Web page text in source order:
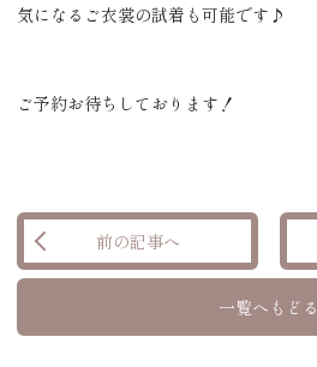
気になるご衣裳の試着も可能です♪
ご予約お待ちしております！
前の記事へ
一覧へもどる